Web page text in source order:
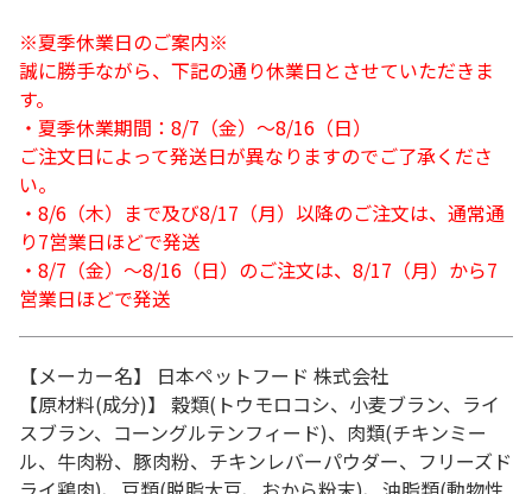
※夏季休業日のご案内※
誠に勝手ながら、下記の通り休業日とさせていただきま
す。
・夏季休業期間：8/7（金）～8/16（日）
ご注文日によって発送日が異なりますのでご了承くださ
い。
・8/6（木）まで及び8/17（月）以降のご注文は、通常通
り7営業日ほどで発送
・8/7（金）～8/16（日）のご注文は、8/17（月）から7
営業日ほどで発送
【メーカー名】 日本ペットフード 株式会社
【原材料(成分)】 穀類(トウモロコシ、小麦ブラン、ライ
スブラン、コーングルテンフィード)、肉類(チキンミー
ル、牛肉粉、豚肉粉、チキンレバーパウダー、フリーズド